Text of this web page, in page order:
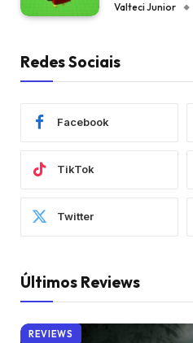
Valteci Junior
Redes Sociais
Facebook
TikTok
Twitter
Últimos Reviews
REVIEWS